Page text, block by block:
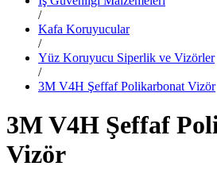
/
Kafa Koruyucular
/
Yüz Koruyucu Siperlik ve Vizörler
/
3M V4H Şeffaf Polikarbonat Vizör
3M V4H Şeffaf
Vizör